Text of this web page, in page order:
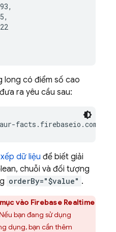
long có điểm số cao
ra yêu cầu sau:
dữ liệu để biết giải
chuỗi và đối tượng
orderBy="$value" .
vào Firebase Realtime
bạn đang sử dụng
dụng, bạn cần thêm